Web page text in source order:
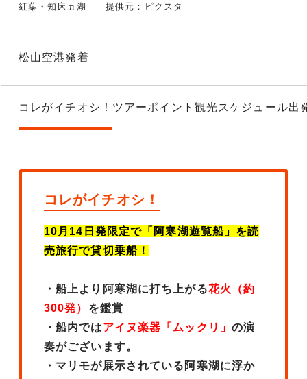
紅葉・知床五湖 提供元：ピクスタ
松山空港発着
コレがイチオシ！ ツアーポイント 観光スケジュール出
コレがイチオシ！
10月14日発限定で「阿寒湖遊覧船」を読
売旅行で貸切乗船！
・船上より阿寒湖に打ち上がる花火（約
300発） を鑑賞
・船内では アイヌ楽器「ムックリ」 の演
奏がございます。
・マリモが展示されている阿寒湖に浮か